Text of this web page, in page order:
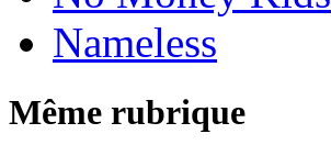
Nameless
Même rubrique